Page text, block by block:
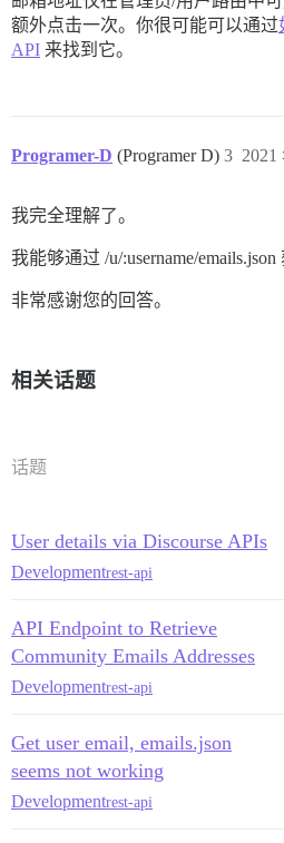
额外点击一次。你很可能可以通过
API 来找到它。
Programer-D (Programer D) 2021
3
我完全理解了。
我能够通过 /u/:username/
非常感谢您的回答。
相关话题
话题
User details via Discourse APIs
Developmentrest-api
API Endpoint to Retrieve
Community Emails Addresses
Developmentrest-api
Get user email, emails.json
seems not working
Developmentrest-api